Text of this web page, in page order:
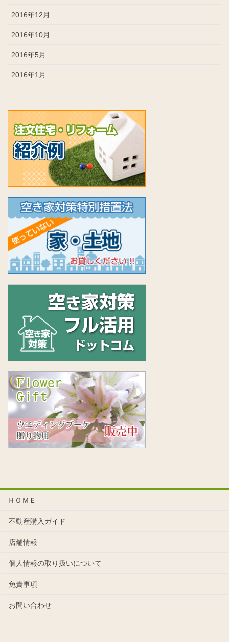
2016年12月
2016年10月
2016年5月
2016年1月
ＨＯＭＥ
不動産購入ガイド
店舗情報
個人情報の取り扱いについて
免責事項
お問い合わせ